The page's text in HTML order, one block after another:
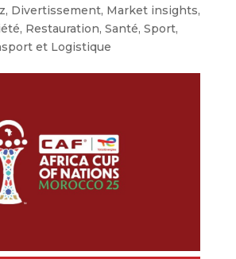
, Divertissement, Market insights,
, Restauration, Santé, Sport,
et Logistique